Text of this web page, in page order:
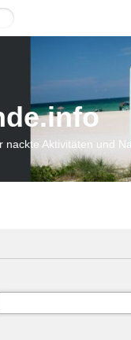
nackte Aktivitäten und